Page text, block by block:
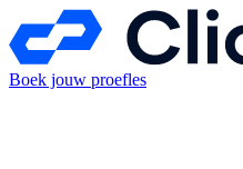
Boek jouw proefles